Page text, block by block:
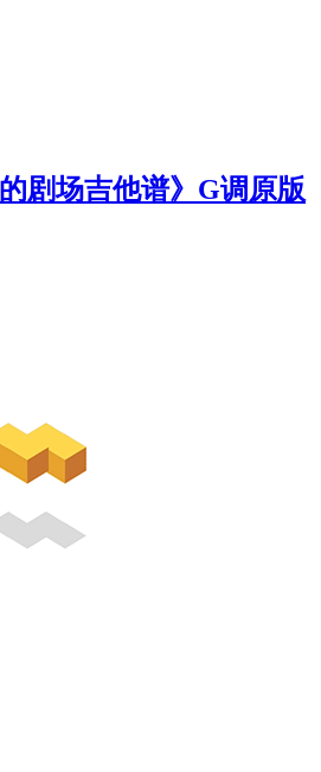
剧场吉他谱》G调原版